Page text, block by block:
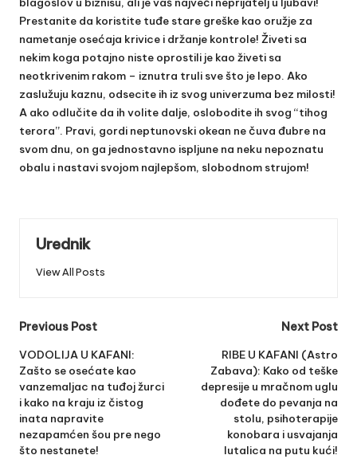
Prestanite da koristite tuđe stare greške kao oružje za
nametanje osećaja krivice i držanje kontrole! Živeti sa
nekim koga potajno niste oprostili je kao živeti sa
neotkrivenim rakom – iznutra truli sve što je lepo. Ako
zaslužuju kaznu, odsecite ih iz svog univerzuma bez milosti!
A ako odlučite da ih volite dalje, oslobodite ih svog “tihog
terora”. Pravi, gordi neptunovski okean ne čuva đubre na
svom dnu, on ga jednostavno ispljune na neku nepoznatu
obalu i nastavi svojom najlepšom, slobodnom strujom!
Urednik
View All Posts
Post
navigation
Previous Post
VODOLIJA U KAFANI:
Zašto se osećate kao
vanzemaljac na tuđoj žurci
i kako na kraju iz čistog
inata napravite
nezapamćen šou pre nego
što nestanete!
Next Post
RIBE U KAFANI (Astro
Zabava): Kako od teške
depresije u mračnom uglu
dođete do pevanja na
stolu, psihoterapije
konobara i usvajanja
lutalica na putu kući!